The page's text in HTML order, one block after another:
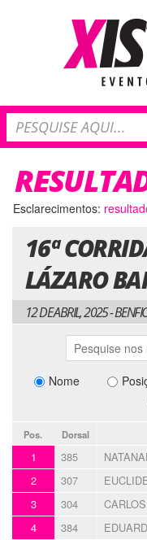
Esclarecimentos:
16ª
LÁZARO
12 DE ABRIL, 2025 -
Nome
Pos. Dorsal
1 385
2 307
3 304
4 384